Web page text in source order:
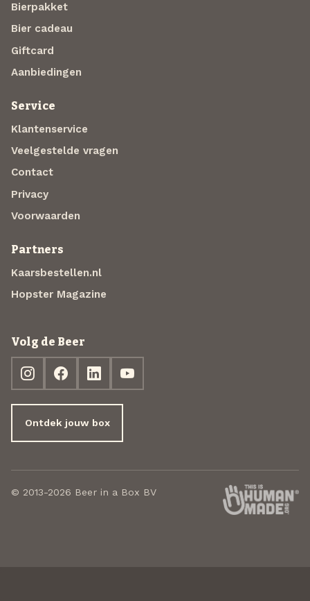
Bierpakket
Bier cadeau
Giftcard
Aanbiedingen
Service
Klantenservice
Veelgestelde vragen
Contact
Privacy
Voorwaarden
Partners
Kaarsbestellen.nl
Hopster Magazine
Volg de Beer
Ontdek jouw box
© 2013-2026 Beer in a Box BV